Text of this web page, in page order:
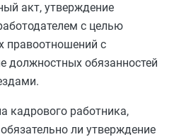
акт, утверждение
с целью
правоотношений с
должностных обязанностей
кадрового работника,
ли утверждение